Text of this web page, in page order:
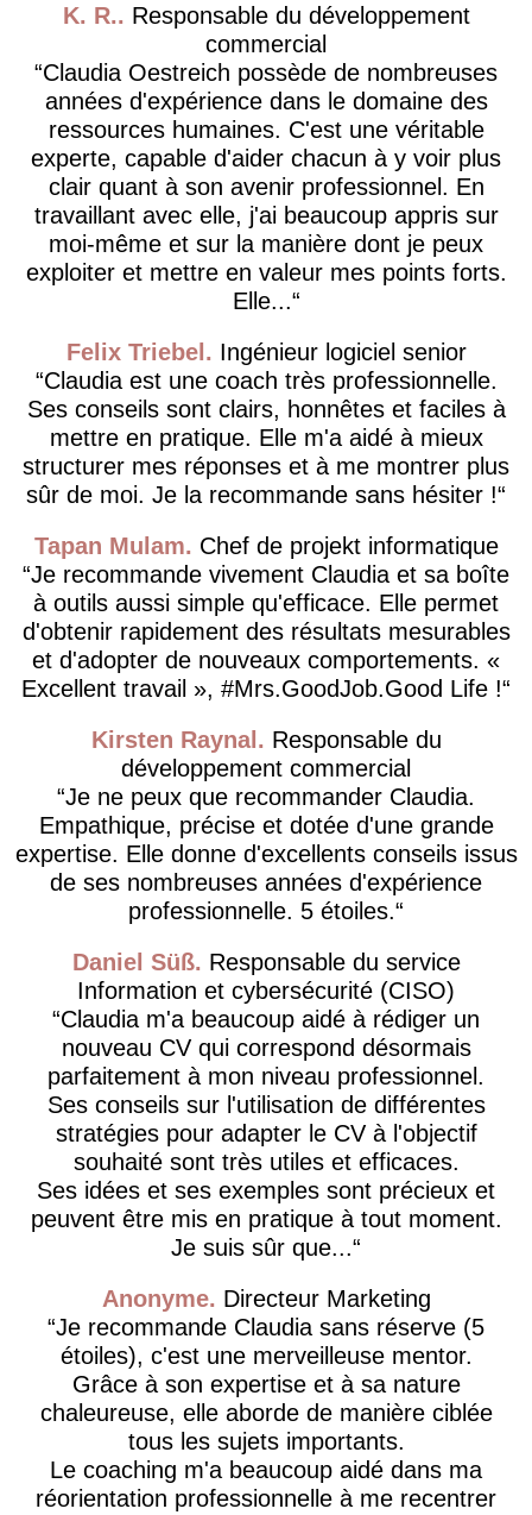
K. R.
Responsable du développement
commercial
Claudia Oestreich possède de nombreuses
années d'expérience dans le domaine des
ressources humaines. C'est une véritable
experte, capable d'aider chacun à y voir plus
clair quant à son avenir professionnel. En
travaillant avec elle, j'ai beaucoup appris sur
moi-même et sur la manière dont je peux
exploiter et mettre en valeur mes points forts.
Elle...
Felix Triebel
Ingénieur logiciel senior
Claudia est une coach très professionnelle.
Ses conseils sont clairs, honnêtes et faciles à
mettre en pratique. Elle m'a aidé à mieux
structurer mes réponses et à me montrer plus
sûr de moi. Je la recommande sans hésiter !
Tapan Mulam
Chef de projekt informatique
Je recommande vivement Claudia et sa boîte
à outils aussi simple qu'efficace. Elle permet
d'obtenir rapidement des résultats mesurables
et d'adopter de nouveaux comportements. «
Excellent travail », #Mrs.GoodJob.Good Life !
Kirsten Raynal
Responsable du
développement commercial
Je ne peux que recommander Claudia.
Empathique, précise et dotée d'une grande
expertise. Elle donne d'excellents conseils issus
de ses nombreuses années d'expérience
professionnelle. 5 étoiles.
Daniel Süß
Responsable du service
Information et cybersécurité (CISO)
Claudia m'a beaucoup aidé à rédiger un
nouveau CV qui correspond désormais
parfaitement à mon niveau professionnel.
Ses conseils sur l'utilisation de différentes
stratégies pour adapter le CV à l'objectif
souhaité sont très utiles et efficaces.
Ses idées et ses exemples sont précieux et
peuvent être mis en pratique à tout moment.
Je suis sûr que...
Anonyme
Directeur Marketing
Je recommande Claudia sans réserve (5
étoiles), c'est une merveilleuse mentor.
Grâce à son expertise et à sa nature
chaleureuse, elle aborde de manière ciblée
tous les sujets importants.
Le coaching m'a beaucoup aidé dans ma
réorientation professionnelle à me recentrer